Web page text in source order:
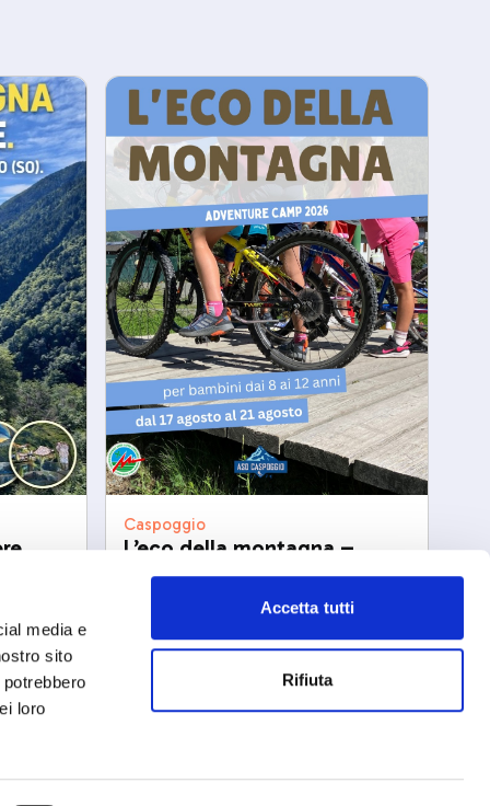
media e
sito
loro
Accetta tutti
Rifiuta
Caspoggio
L’eco della montagna –
Adventure Camp 2026
Copyright 2025 © Calendario Valtellinese